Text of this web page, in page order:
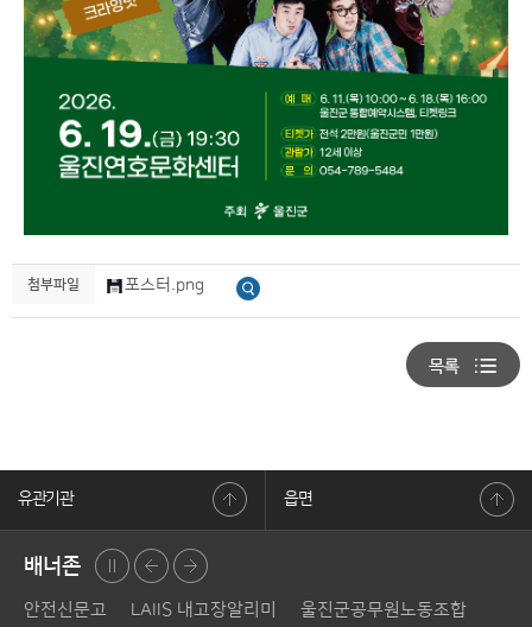
첨부파일 포스터.png
유관기관 읍면
배너존
안전신문고 LAIIS 내고장알리미 울진군공무원노동조합